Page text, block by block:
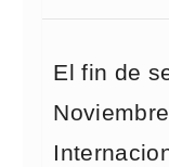
El fin de